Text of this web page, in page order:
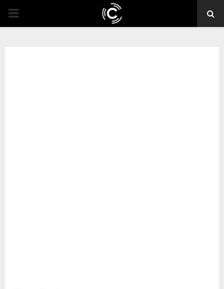
PRIMARY